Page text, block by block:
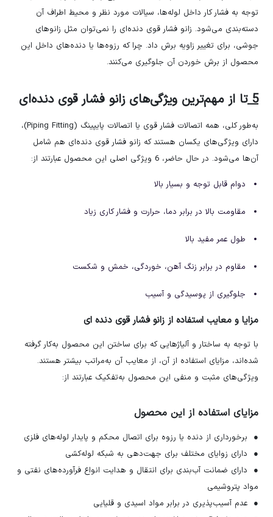
توجه به فشار کار داخل لوله‌ها، سیالات مورد نظر و محیط اطراف آن
دسته‌بندی می‌شود. زانو فشار قوی دنده‌ای را نمی‌توان مثل زانوهای
جوشی، برای تغییر زاویه برش داد. چرا که رزوه‌ها یا دنده‌های داخل این
محصول از برش خوردن آن جلوگیری می‌کنند.
5 تا از مهم‌ترین ویژگی‌های زانو فشار قوی دنده‌ای
به‌طور کلی، همه اتصالات فشار قوی یا اتصالات پایپینگ (Piping Fitting)،
دارای ویژگی‌های یکسان هستند که زانو فشار قوی دنده‌ای هم شامل
آن‌ها می‌شود. در حال حاضر، 6 ویژگی اصلی این محصول عبارتند از:
دوام قابل توجه و بسیار بالا
مقاومت بالا در برابر دما، حرارت و فشار کاری زیاد
طول عمر مفید بالا
مقاوم در برابر زنگ آهن، خوردگی، خمش و شکست
جلوگیری از پوسیدگی و آسیب
مزایا و معایب استفاده از زانو فشار قوی دنده ای
با توجه به ساختار و آلیاژهایی که برای ساختن این محصول به‌کار گرفته
شده‌اند، مزایای استفاده از آن، از معایب آن به‌مراتب بیشتر هستند.
ویژگی‌های مثبت و منفی این محصول به‌تفکیک عبارتند از:
مزایای استفاده از این محصول
● برخورداری از دنده یا رزوه برای اتصال محکم و پایدار لوله‌های فلزی
● دارای زوایای مختلف برای جهت‌دهی به شبکه لوله‌کشی
● دارای ضمانت آب‌بندی برای انتقال و هدایت انواع فرآورده‌های نفتی و
مواد پتروشیمی
● عدم آسیب‌پذیری در برابر مواد اسیدی و قلیایی